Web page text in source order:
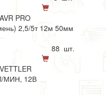
AVR PRO
2,5/5т 12м 50мм
88 шт.
VETTLER
МИН, 12В